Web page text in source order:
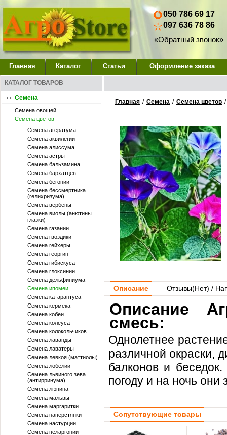
050 786 69 17
097 636 78 86
«Обратный звонок»
Главная Каталог Статьи Оформление заказа
КАТАЛОГ ТОВАРОВ
Семена
Семена овощей
Семена цветов
Семена агератума
Семена аквилегии
Семена алиссума
Семена астры
Семена бальзамина
Семена бархатцев
Семена бегонии
Семена бессмертника
(гелихризума)
Семена вербены
Семена виолы (анютины
глазки)
Семена газании
Семена гвоздики
Семена гейхеры
Семена георгин
Семена гибискуса
Семена глоксинии
Семена дельфиниума
Семена ипомеи
Семена катарантуса
Семена кермека
Семена кобеи
Семена колеуса
Семена колокольчиков
Семена лаванды
Семена лаватеры
Семена левкоя (маттиолы)
Семена лобелии
Семена львиного зева
(антирринума)
Семена люпина
Семена мальвы
Семена маргаритки
Семена наперстянки
Семена настурции
Семена пеларгонии
Главная / Семена / Семена цветов /
Описание Отзывы(Нет) /
Описание
смесь:
Однолетнее
различной окраски,
балконов и
погоду и на ночь они
Сопутствующие товары